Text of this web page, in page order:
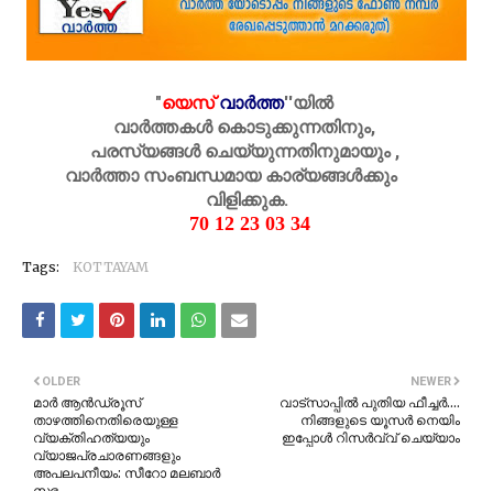
"യെസ് വാർത്ത''യിൽ
വാർത്തകൾ കൊടുക്കുന്നതിനും,
പരസ്യങ്ങൾ ചെയ്യുന്നതിനുമായും ,
വാർത്താ സംബന്ധമായ കാര്യങ്ങൾക്കും
വിളിക്കുക.
70 12 23 03 34
Tags: KOTTAYAM
NEWER
വാട്‍സാപ്പിൽ പുതിയ ഫീച്ചർ….
നിങ്ങളുടെ യൂസർ നെയിം
ഇപ്പോൾ റിസർവ്വ് ചെയ്യാം
OLDER
മാർ ആൻഡ്രൂസ്
താഴത്തിനെതിരെയുള്ള
വ്യക്തിഹത്യയും
വ്യാജപ്രചാരണങ്ങളും
അപലപനീയം: സീറോ മലബാര്‍